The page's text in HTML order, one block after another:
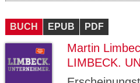
BUCH EPUB PDF
Martin
LIMBECK.